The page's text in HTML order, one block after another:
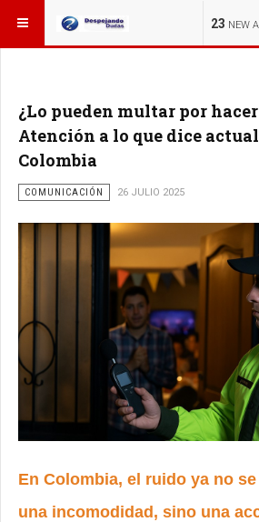
23 NEW
ESTÁ AQUÍ: OTROS TEMAS
¿Lo pueden multar por
Atención a lo que dice
Colombia
COMUNICACIÓN 26 JULIO 2025
En Colombia, el ruido ya no
una incomodidad, sino una